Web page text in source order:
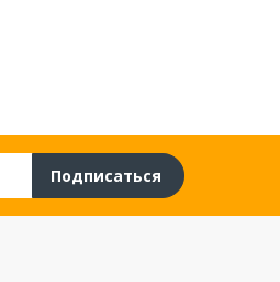
Подписаться